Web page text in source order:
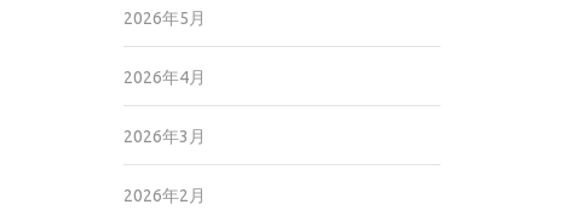
2026年5月
2026年4月
2026年3月
2026年2月